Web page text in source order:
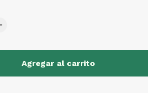
Agregar al carrito